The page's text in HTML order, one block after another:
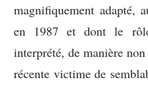
magnifiquement adapté,
en 1987 et dont le
interprété, de manière
récente victime de